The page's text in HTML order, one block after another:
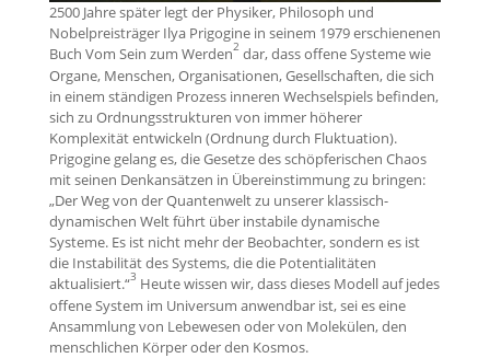
2500 Jahre später legt der Physiker, Philosoph und
Nobelpreisträger Ilya Prigogine in seinem 1979 erschienenen
Buch Vom Sein zum Werden2 dar, dass offene Systeme wie
Organe, Menschen, Organisationen, Gesellschaften, die sich
in einem ständigen Prozess inneren Wechselspiels befinden,
sich zu Ordnungsstrukturen von immer höherer
Komplexität entwickeln (Ordnung durch Fluktuation).
Prigogine gelang es, die Gesetze des schöpferischen Chaos
mit seinen Denkansätzen in Übereinstimmung zu bringen:
„Der Weg von der Quantenwelt zu unserer klassisch-
dynamischen Welt führt über instabile dynamische
Systeme. Es ist nicht mehr der Beobachter, sondern es ist
die Instabilität des Systems, die die Potentialitäten
aktualisiert.“3 Heute wissen wir, dass dieses Modell auf jedes
offene System im Universum anwendbar ist, sei es eine
Ansammlung von Lebewesen oder von Molekülen, den
menschlichen Körper oder den Kosmos.